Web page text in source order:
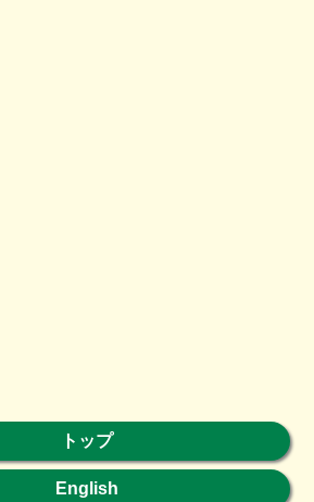
トップ
English